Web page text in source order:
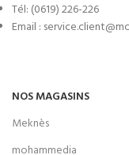
Tél: (0619) 226-226
Email :
NOS MAGASINS
Meknès
mohammedia